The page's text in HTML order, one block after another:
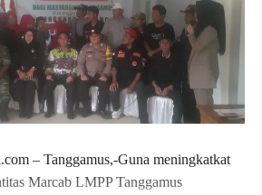
– Tanggamus,-Guna meningkatkat
Marcab LMPP Tanggamus